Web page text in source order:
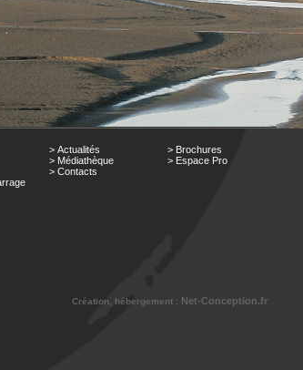
> Actualités
> Médiathèque
> Contacts
> Brochures
> Espace Pro
Création, hébergement : Net-Conception.fr